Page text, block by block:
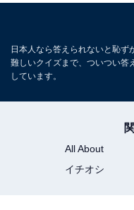
日本人なら答えられないと恥ず
難しいクイズまで、ついつい答
しています。
All About
イチオシ